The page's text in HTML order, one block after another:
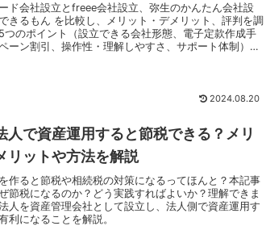
ド会社設立とfreee会社設立、弥生のかんたん会社設
きるもん を比較し、メリット・デメリット、評判を調
つのポイント（設立できる会社形態、電子定款作成手
ーン割引、操作性・理解しやすさ、サポート体制）で
2024.08.20
人で資産運用すると節税できる？メリ
リットや方法を解説
作ると節税や相続税の対策になるってほんと？本記事
節税になるのか？どう実践すればよいか？理解できま
人を資産管理会社として設立し、法人側で資産運用す
利になることを解説。